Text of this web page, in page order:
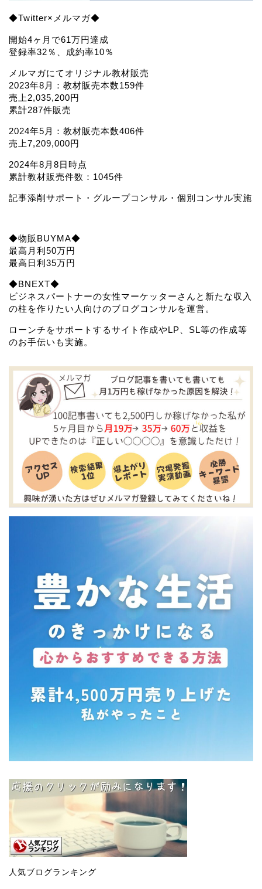
◆Twitter×メルマガ◆
開始4ヶ月で61万円達成
登録率32％、成約率10％
メルマガにてオリジナル教材販売
2023年8月：教材販売本数159件
売上2,035,200円
累計287件販売
2024年5月：教材販売本数406件
売上7,209,000円
2024年8月8日時点
累計教材販売件数：1045件
記事添削サポート・グループコンサル・個別コンサル実施
◆物販BUYMA◆
最高月利50万円
最高日利35万円
◆BNEXT◆
ビジネスパートナーの女性マーケッターさんと新たな収入
の柱を作りたい人向けのブログコンサルを運営。
ローンチをサポートするサイト作成やLP、SL等の作成等
のお手伝いも実施。
人気ブログランキング